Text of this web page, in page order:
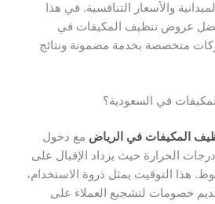
والأسعار التنافسية. في هذا
عروض تنظيف المكيفات في
متخصصة بخدمة مضمونة ونتائج
في السعودية؟
المكيفات في الرياض مع دخول
الحرارة حيث يزداد الإقبال على
هذا التوقيت يمثل ذروة الاستخدام،
خصومات لتشجيع العملاء على